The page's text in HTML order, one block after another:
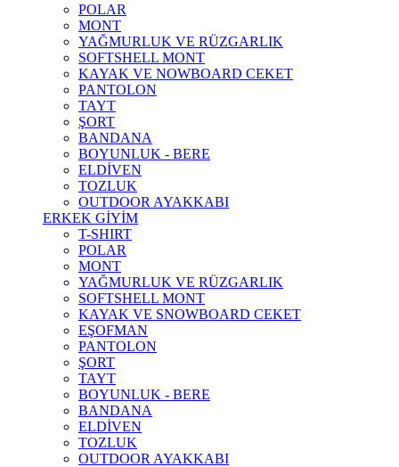
POLAR
MONT
YAĞMURLUK VE RÜZGARLIK
SOFTSHELL MONT
KAYAK VE NOWBOARD CEKET
PANTOLON
TAYT
ŞORT
BANDANA
BOYUNLUK - BERE
ELDİVEN
TOZLUK
OUTDOOR AYAKKABI
ERKEK GİYİM
T-SHIRT
POLAR
MONT
YAĞMURLUK VE RÜZGARLIK
SOFTSHELL MONT
KAYAK VE SNOWBOARD CEKET
EŞOFMAN
PANTOLON
ŞORT
TAYT
BOYUNLUK - BERE
BANDANA
ELDİVEN
TOZLUK
OUTDOOR AYAKKABI